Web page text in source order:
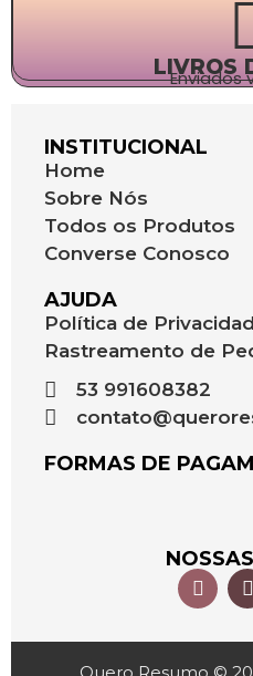
LIVROS
Enviados
INSTITUCIONAL
Home
Sobre Nós
Todos os Produtos
Converse Conosco
AJUDA
Política de
Rastreamento de
53 991608382
FORMAS DE